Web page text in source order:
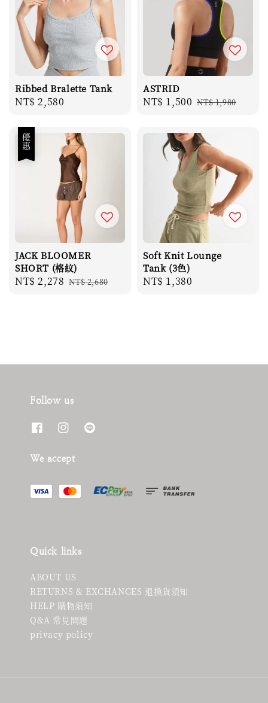
Ribbed Bralette Tank
Regular
NT$ 2,580
ASTRID
Sale
NT$ 1,500 Regular
NT$ 1,980
優惠
JACK BLOOMER
SHORT (格紋)
Sale
NT$ 2,278 Regular
NT$ 2,680
Soft Knit Lounge
Tank (3色)
Regular
NT$ 1,380
Follow us
We accept
Quick links
ABOUT US
RETURNS & EXCHANGES 退換貨須知
HELP 購物須知
Q&A 常見問題
privacy policy